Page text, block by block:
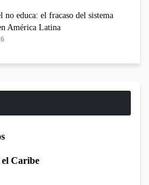
no educa: el fracaso del sistema
América Latina
Caribe